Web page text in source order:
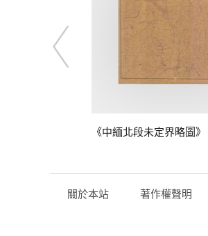
《中緬北段未定界略圖》
關於本站 著作權聲明